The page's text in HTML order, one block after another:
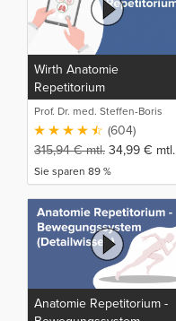
Wirth Anatomie
Repetitorium
Prof. Dr. med. Steffen-Boris
Wirth (1)
(604)
315,94€mtl. 34,99 € mtl.
Sie sparen 89 %
Anatomie Repetitorium -